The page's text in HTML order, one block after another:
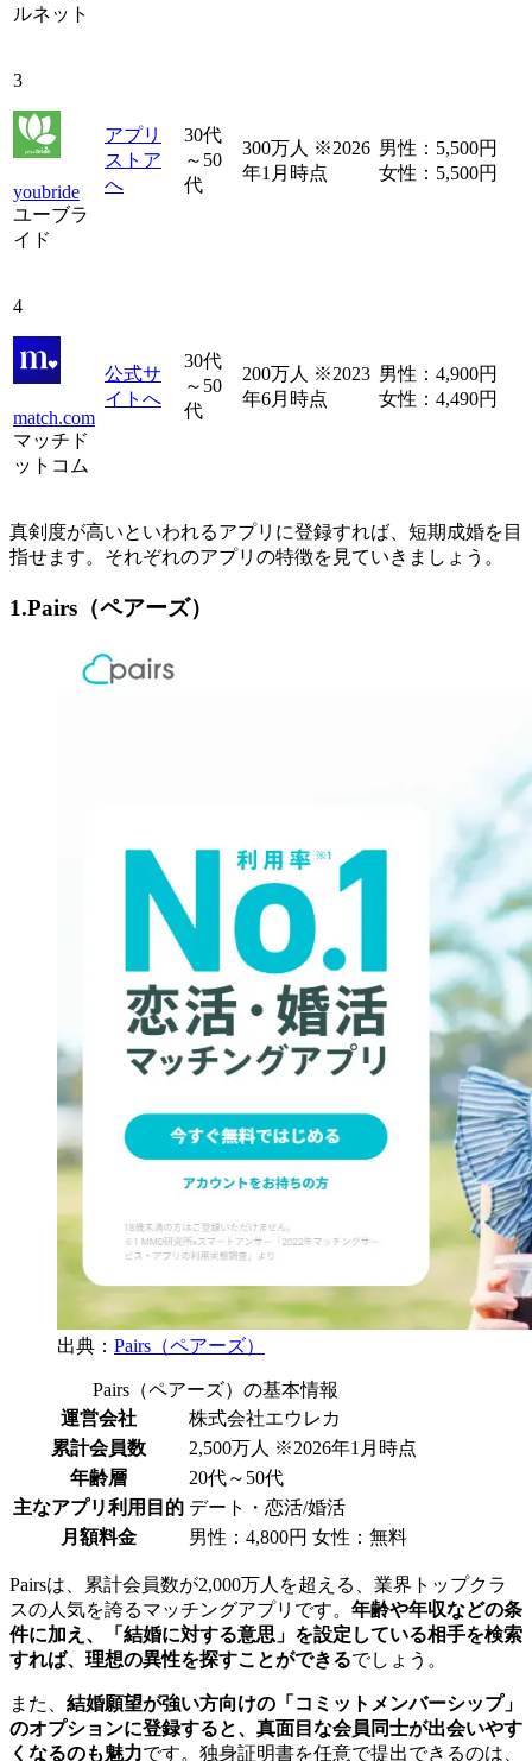
ルネット
3
youbride
ユーブラ
イド
アプリ
ストア
へ
30代
～50
代
300万人 ※2026
年1月時点
男性：5,500円
女性：5,500円
4
match.com
マッチド
ットコム
公式サ
イトへ
30代
～50
代
200万人 ※2023
年6月時点
男性：4,900円
女性：4,490円
真剣度が高いといわれるアプリに登録すれば、短期成婚を目
指せます。それぞれのアプリの特徴を見ていきましょう。
1.Pairs（ペアーズ）
出典： Pairs（ペアーズ）
Pairs（ペアーズ）の基本情報
運営会社
株式会社エウレカ
累計会員数
2,500万人 ※2026年1月時点
年齢層
20代～50代
主なアプリ利用目的 デート・恋活/婚活
月額料金
男性：4,800円 女性：無料
Pairsは、累計会員数が2,000万人を超える、業界トップクラ
スの人気を誇るマッチングアプリです。 年齢や年収などの条
件に加え、「結婚に対する意思」を設定している相手を検索
すれば、理想の異性を探すことができるでしょう。
また、 結婚願望が強い方向けの「コミットメンバーシップ」
のオプションに登録すると、真面目な会員同士が出会いやす
くなるのも魅力です。独身証明書を任意で提出できるのは、